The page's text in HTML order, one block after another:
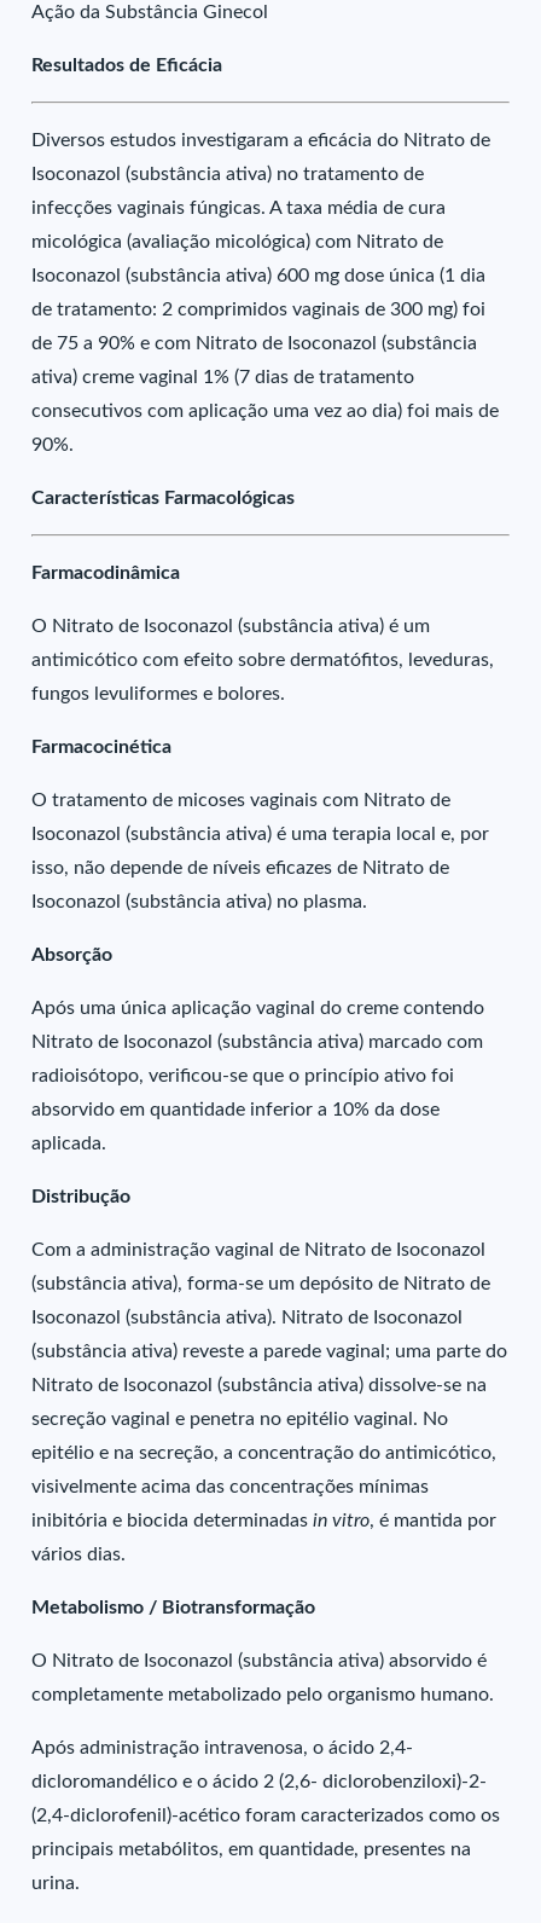
Ação da Substância Ginecol
Resultados de Eficácia
Diversos estudos investigaram a eficácia do Nitrato de
Isoconazol (substância ativa) no tratamento de
infecções vaginais fúngicas. A taxa média de cura
micológica (avaliação micológica) com Nitrato de
Isoconazol (substância ativa) 600 mg dose única (1 dia
de tratamento: 2 comprimidos vaginais de 300 mg) foi
de 75 a 90% e com Nitrato de Isoconazol (substância
ativa) creme vaginal 1% (7 dias de tratamento
consecutivos com aplicação uma vez ao dia) foi mais de
90%.
Características Farmacológicas
Farmacodinâmica
O Nitrato de Isoconazol (substância ativa) é um
antimicótico com efeito sobre dermatófitos, leveduras,
fungos levuliformes e bolores.
Farmacocinética
O tratamento de micoses vaginais com Nitrato de
Isoconazol (substância ativa) é uma terapia local e, por
isso, não depende de níveis eficazes de Nitrato de
Isoconazol (substância ativa) no plasma.
Absorção
Após uma única aplicação vaginal do creme contendo
Nitrato de Isoconazol (substância ativa) marcado com
radioisótopo, verificou-se que o princípio ativo foi
absorvido em quantidade inferior a 10% da dose
aplicada.
Distribução
Com a administração vaginal de Nitrato de Isoconazol
(substância ativa), forma-se um depósito de Nitrato de
Isoconazol (substância ativa). Nitrato de Isoconazol
(substância ativa) reveste a parede vaginal; uma parte do
Nitrato de Isoconazol (substância ativa) dissolve-se na
secreção vaginal e penetra no epitélio vaginal. No
epitélio e na secreção, a concentração do antimicótico,
visivelmente acima das concentrações mínimas
inibitória e biocida determinadasin vitro, é mantida por
vários dias.
Metabolismo / Biotransformação
O Nitrato de Isoconazol (substância ativa) absorvido é
completamente metabolizado pelo organismo humano.
Após administração intravenosa, o ácido 2,4-
dicloromandélico e o ácido 2 (2,6- diclorobenziloxi)-2-
(2,4-diclorofenil)-acético foram caracterizados como os
principais metabólitos, em quantidade, presentes na
urina.